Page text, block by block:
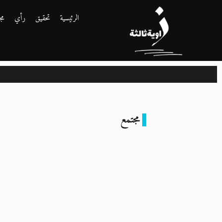
الرئيسية تحقيق رأي
مجتمع
إلغاء مواد من